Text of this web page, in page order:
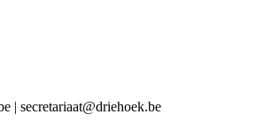
| secretariaat@driehoek.be